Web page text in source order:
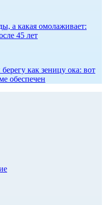
а какая омолаживает:
45 лет
как зеницу ока: вот
обеспечен